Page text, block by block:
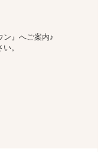
ン』へご案内♪
。